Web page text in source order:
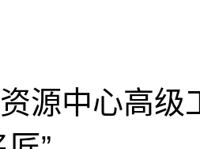
源中心高